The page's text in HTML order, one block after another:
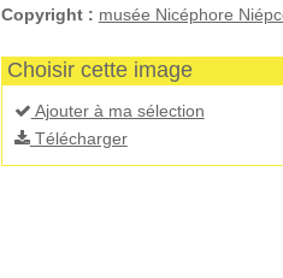
Copyright : musée Nicéphore
Choisir cette image
Ajouter à ma sélection
Télécharger